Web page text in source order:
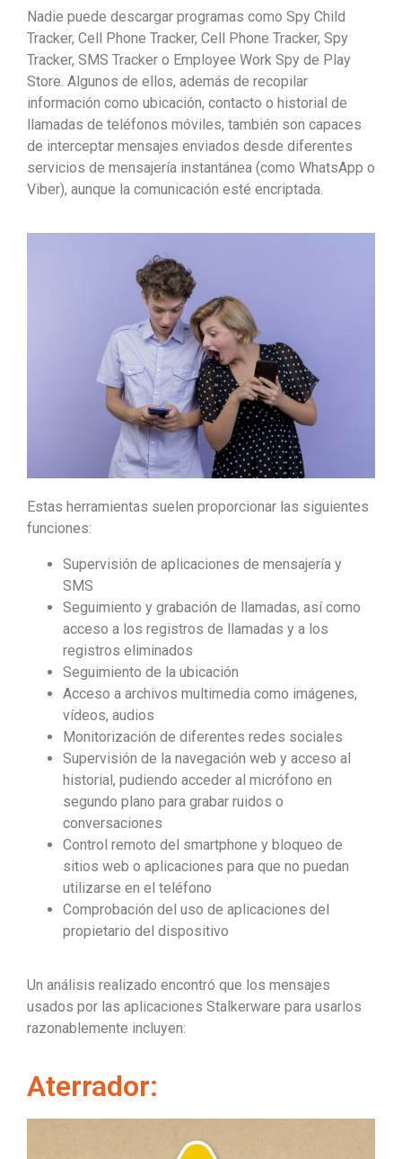
Nadie puede descargar programas como Spy Child
Tracker, Cell Phone Tracker, Cell Phone Tracker, Spy
Tracker, SMS Tracker o Employee Work Spy de Play
Store. Algunos de ellos, además de recopilar
información como ubicación, contacto o historial de
llamadas de teléfonos móviles, también son capaces
de interceptar mensajes enviados desde diferentes
servicios de mensajería instantánea (como WhatsApp o
Viber), aunque la comunicación esté encriptada.
Estas herramientas suelen proporcionar las siguientes
funciones:
Supervisión de aplicaciones de mensajería y
SMS
Seguimiento y grabación de llamadas, así como
acceso a los registros de llamadas y a los
registros eliminados
Seguimiento de la ubicación
Acceso a archivos multimedia como imágenes,
vídeos, audios
Monitorización de diferentes redes sociales
Supervisión de la navegación web y acceso al
historial, pudiendo acceder al micrófono en
segundo plano para grabar ruidos o
conversaciones
Control remoto del smartphone y bloqueo de
sitios web o aplicaciones para que no puedan
utilizarse en el teléfono
Comprobación del uso de aplicaciones del
propietario del dispositivo
Un análisis realizado encontró que los mensajes
usados ​​por las aplicaciones Stalkerware para usarlos
razonablemente incluyen:
Aterrador: